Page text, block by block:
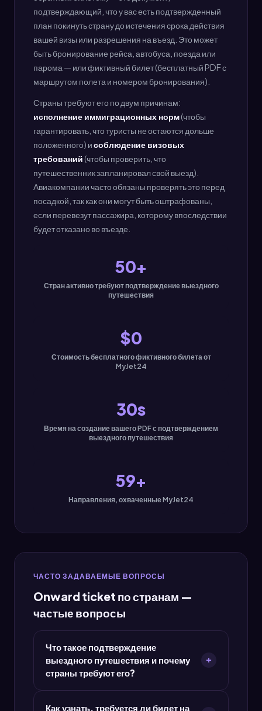
подтверждающий, что у вас есть подтвержденный
план покинуть страну до истечения срока действия
вашей визы или разрешения на въезд. Это может
быть бронирование рейса, автобуса, поезда или
парома — или фиктивный билет (бесплатный PDF с
маршрутом полета и номером бронирования).
Страны требуют его по двум причинам:
исполнение иммиграционных норм(чтобы
гарантировать, что туристы не остаются дольше
положенного) исоблюдение визовых
требований (чтобы проверить, что
путешественник запланировал свой выезд).
Авиакомпании часто обязаны проверять это перед
посадкой, так как они могут быть оштрафованы,
если перевезут пассажира, которому впоследствии
будет отказано во въезде.
50+
Стран активно требуют подтверждение выездного
путешествия
$0
Стоимость бесплатного фиктивного билета от
MyJet24
30s
Время на создание вашего PDF с подтверждением
выездного путешествия
59+
Направления, охваченные MyJet24
ЧАСТО ЗАДАВАЕМЫЕ ВОПРОСЫ
Onward ticket по странам —
частые вопросы
Что такое подтверждение
выездного путешествия и почему
страны требуют его?
Как узнать, требуется ли билет на